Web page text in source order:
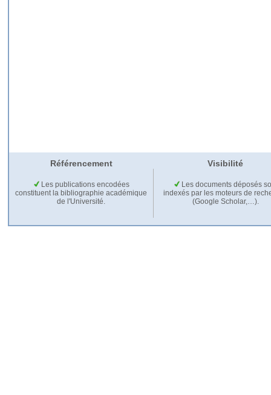
Référencement Visibilité
Les publications encodées
constituent la bibliographie académique
de l'Université.
Les documents déposés
indexés par les moteurs de
(Google Scholar,…).